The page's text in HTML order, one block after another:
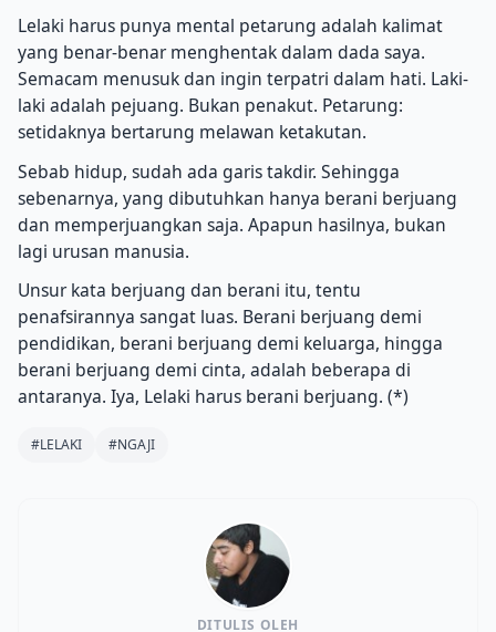
Lelaki harus punya mental petarung adalah kalimat
yang benar-benar menghentak dalam dada saya.
Semacam menusuk dan ingin terpatri dalam hati. Laki-
laki adalah pejuang. Bukan penakut. Petarung:
setidaknya bertarung melawan ketakutan.
Sebab hidup, sudah ada garis takdir. Sehingga
sebenarnya, yang dibutuhkan hanya berani berjuang
dan memperjuangkan saja. Apapun hasilnya, bukan
lagi urusan manusia.
Unsur kata berjuang dan berani itu, tentu
penafsirannya sangat luas. Berani berjuang demi
pendidikan, berani berjuang demi keluarga, hingga
berani berjuang demi cinta, adalah beberapa di
antaranya. Iya, Lelaki harus berani berjuang. (*)
#LELAKI #NGAJI
DITULIS OLEH